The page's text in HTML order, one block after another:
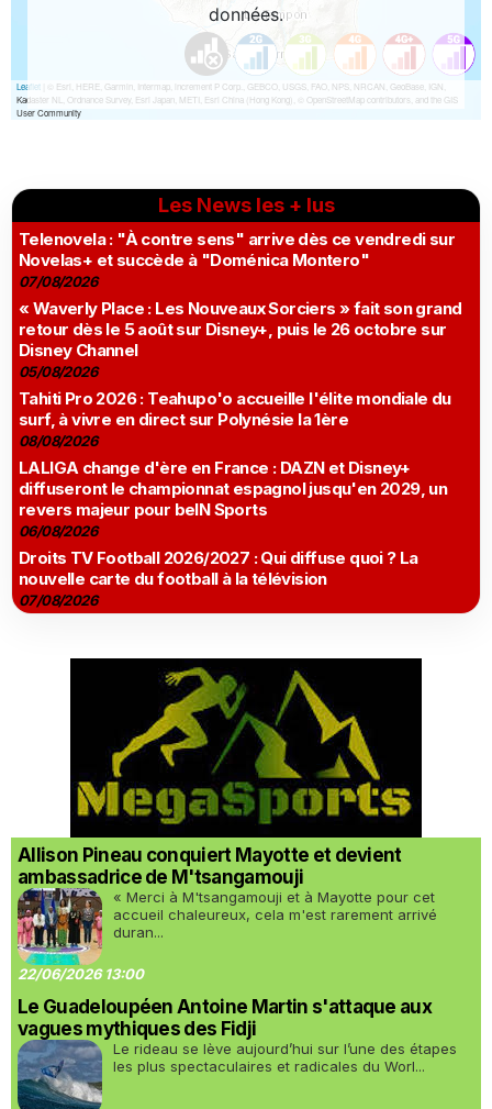
Les News les + lus
Telenovela : "À contre sens" arrive dès ce vendredi sur
Novelas+ et succède à "Doménica Montero"
07/08/2026
« Waverly Place : Les Nouveaux Sorciers » fait son grand
retour dès le 5 août sur Disney+, puis le 26 octobre sur
Disney Channel
05/08/2026
Tahiti Pro 2026 : Teahupo'o accueille l'élite mondiale du
surf, à vivre en direct sur Polynésie la 1ère
08/08/2026
LALIGA change d'ère en France : DAZN et Disney+
diffuseront le championnat espagnol jusqu'en 2029, un
revers majeur pour beIN Sports
06/08/2026
Droits TV Football 2026/2027 : Qui diffuse quoi ? La
nouvelle carte du football à la télévision
07/08/2026
Allison Pineau conquiert Mayotte et devient
ambassadrice de M'tsangamouji
« Merci à M'tsangamouji et à Mayotte pour cet
accueil chaleureux, cela m'est rarement arrivé
duran...
22/06/2026 13:00
Le Guadeloupéen Antoine Martin s'attaque aux
vagues mythiques des Fidji
Le rideau se lève aujourd’hui sur l’une des étapes
les plus spectaculaires et radicales du Worl...